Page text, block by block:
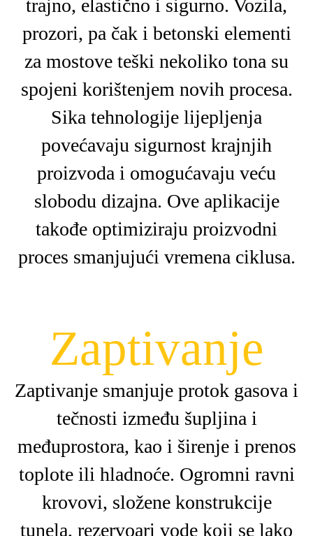
trajno, elastično i sigurno. Vozila,
prozori, pa čak i betonski elementi
za mostove teški nekoliko tona su
spojeni korištenjem novih procesa.
Sika tehnologije lijepljenja
povećavaju sigurnost krajnjih
proizvoda i omogućavaju veću
slobodu dizajna. Ove aplikacije
takođe optimiziraju proizvodni
proces smanjujući vremena ciklusa.
Zaptivanje
Zaptivanje smanjuje protok gasova i
tečnosti između šupljina i
međuprostora, kao i širenje i prenos
toplote ili hladnoće. Ogromni ravni
krovovi, složene konstrukcije
tunela, rezervoari vode koji se lako